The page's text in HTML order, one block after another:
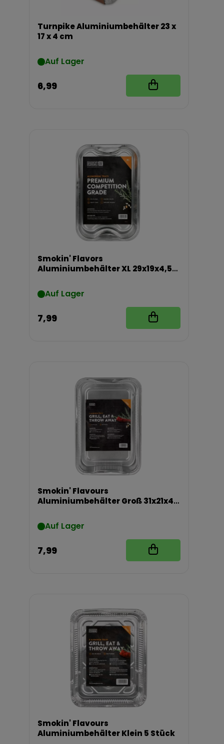
Turnpike Aluminiumbehälter 23 x
17 x 4 cm
Auf Lager
6,99
Smokin' Flavors
Aluminiumbehälter XL 29x19x4,5
Auf Lager
7,99
Smokin' Flavours
Aluminiumbehälter Groß 31x21x4
Auf Lager
7,99
Smokin' Flavours
Aluminiumbehälter Klein 5 Stück